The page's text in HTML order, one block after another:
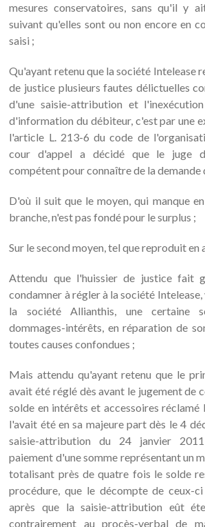
mesures conservatoires, sans qu'il y
suivant qu'elles sont ou non encore en
saisi ;
Qu'ayant retenu que la société Intelease
de justice plusieurs fautes délictuelles
d'une saisie-attribution et
d'information du débiteur, c'est par une
l'article L. 213-6 du code de
cour d'appel a décidé que le juge
compétent pour connaître de la demande
D'où il suit que le moyen, qui manque
branche, n'est pas fondé pour le surplus ;
Sur le second moyen, tel que reproduit en
Attendu que l'huissier de justice fait
condamner à régler à la société
la société Allianthis, une certaine
dommages-intérêts, en réparation de
toutes causes confondues ;
Mais attendu qu'ayant retenu que le
avait été réglé dès avant le jugement de
solde en intérêts et accessoires
l'avait été en sa majeure part dès le 4
saisie-attribution du 24 janvier
paiement d'une somme représentant un
totalisant près de quatre fois le solde
procédure, que le décompte de ceux-
après que la saisie-attribution eût
contrairement au procès-verbal de